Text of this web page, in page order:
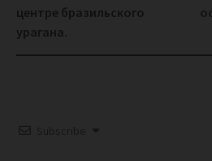
navigation
центре бразильского
урагана.